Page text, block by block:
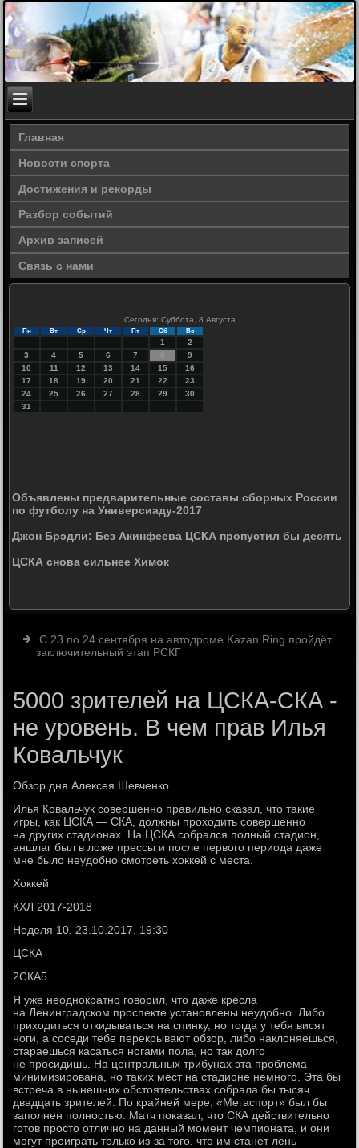
Главная
Новости спорта
Достижения и рекорды
Разбор событий
Архив записей
Связь с нами
Сегодня: Суббота, 8 Августа
Пн Вт Ср Чт Пт Сб Вс
1
2
3
4 5 6 7 8
9
10
11 12 13 14 15
16
17
18 19 20 21 22
23
24
25 26 27 28 29
30
31
Объявлены предварительные составы сборных России
по футболу на Универсиаду-2017
Джон Брэдли: Без Акинфеева ЦСКА пропустил бы десять
ЦСКА снова сильнее Химок
С 23 по 24 сентября на автодроме Kazan Ring пройдёт
заключительный этап РСКГ
5000 зрителей на ЦСКА-СКА -
не уровень. В чем прав Илья
Ковальчук
Обзор дня Алексея Шевченко.
Илья Ковальчук совершенно правильно сказал, что такие
игры, как ЦСКА — СКА, должны проходить совершенно
на других стадионах. На ЦСКА собрался полный стадион,
аншлаг был в ложе прессы и после первого периода даже
мне было неудобно смотреть хоккей с места.
Хоккей
КХЛ 2017-2018
Неделя 10, 23.10.2017, 19:30
ЦСКА
2СКА5
Я уже неоднократно говорил, что даже кресла
на Ленинградском проспекте установлены неудобно. Либо
приходиться откидываться на спинку, но тогда у тебя висят
ноги, а соседи тебе перекрывают обзор, либо наклоняешься,
стараешься касаться ногами пола, но так долго
не просидишь. На центральных трибунах эта проблема
минимизирована, но таких мест на стадионе немного. Эта бы
встреча в нынешних обстоятельствах собрала бы тысяч
двадцать зрителей. По крайней мере, «Мегаспорт» был бы
заполнен полностью. Матч показал, что СКА действительно
готов просто отлично на данный момент чемпионата, и они
могут проиграть только из-за того, что им станет лень